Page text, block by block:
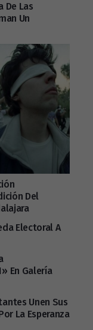
De Las
Un
Del
Electoral A
En Galería
Unen Sus
La Esperanza